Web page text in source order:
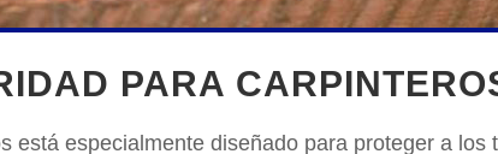
PARA
está especialmente diseñado para proteger a